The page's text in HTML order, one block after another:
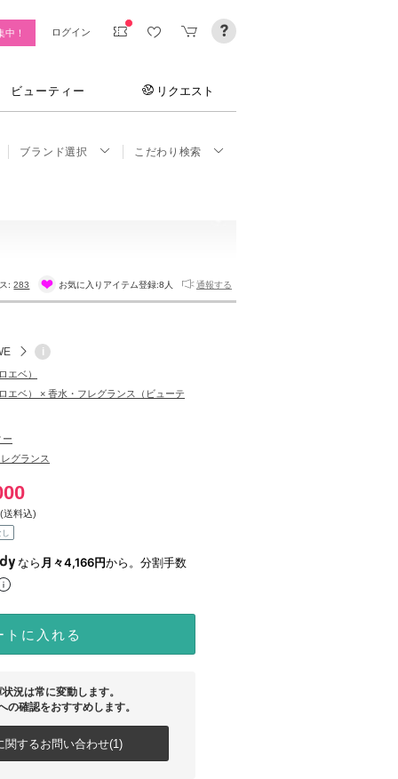
中！ ログイン
ビューティー リクエスト
ブランド選択 こだわり検索
ス:283 お気に入りアイテム登録:8人 通報する
i
エベ）
エベ） × 香水・フレグランス（ビューテ
ー
グランス
送料込)
なら月々4,166円から。分割手数
トに入れる
況は常に変動します。
の確認をおすすめします。
関するお問い合わせ(1)